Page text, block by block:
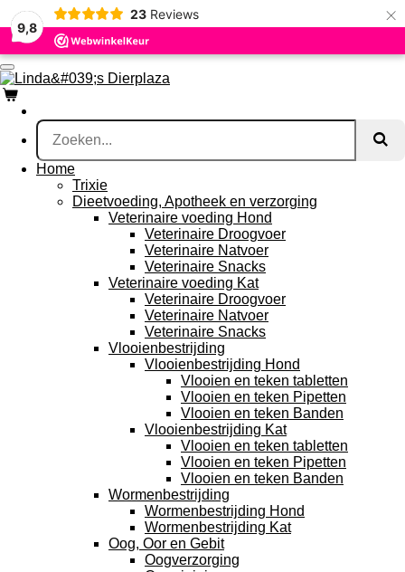
9,8
23 Reviews ×
Ga
direct
naar
de
hoofdinhoud
Home
Trixie
Dieetvoeding, Apotheek en verzorging
Veterinaire voeding Hond
Veterinaire Droogvoer
Veterinaire Natvoer
Veterinaire Snacks
Veterinaire voeding Kat
Veterinaire Droogvoer
Veterinaire Natvoer
Veterinaire Snacks
Vlooienbestrijding
Vlooienbestrijding Hond
Vlooien en teken tabletten
Vlooien en teken Pipetten
Vlooien en teken Banden
Vlooienbestrijding Kat
Vlooien en teken tabletten
Vlooien en teken Pipetten
Vlooien en teken Banden
Wormenbestrijding
Wormenbestrijding Hond
Wormenbestrijding Kat
Oog, Oor en Gebit
Oogverzorging